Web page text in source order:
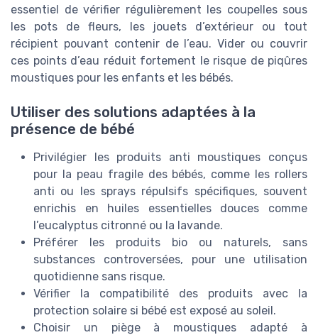
essentiel de vérifier régulièrement les coupelles sous
les pots de fleurs, les jouets d’extérieur ou tout
récipient pouvant contenir de l’eau. Vider ou couvrir
ces points d’eau réduit fortement le risque de piqûres
moustiques pour les enfants et les bébés.
Utiliser des solutions adaptées à la
présence de bébé
Privilégier les produits anti moustiques conçus
pour la peau fragile des bébés, comme les rollers
anti ou les sprays répulsifs spécifiques, souvent
enrichis en huiles essentielles douces comme
l’eucalyptus citronné ou la lavande.
Préférer les produits bio ou naturels, sans
substances controversées, pour une utilisation
quotidienne sans risque.
Vérifier la compatibilité des produits avec la
protection solaire si bébé est exposé au soleil.
Choisir un piège à moustiques adapté à